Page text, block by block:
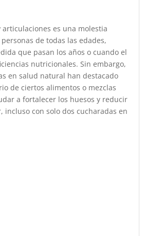
articulaciones es una molestia
de todas las edades,
que pasan los años o cuando el
nutricionales. Sin embargo,
en salud natural han destacado
de ciertos alimentos o mezclas
a fortalecer los huesos y reducir
incluso con solo dos cucharadas en